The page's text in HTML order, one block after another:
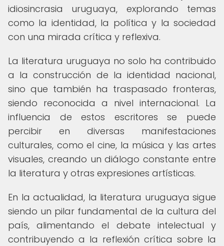
idiosincrasia uruguaya, explorando temas
como la identidad, la política y la sociedad
con una mirada crítica y reflexiva.
La literatura uruguaya no solo ha contribuido
a la construcción de la identidad nacional,
sino que también ha traspasado fronteras,
siendo reconocida a nivel internacional. La
influencia de estos escritores se puede
percibir en diversas manifestaciones
culturales, como el cine, la música y las artes
visuales, creando un diálogo constante entre
la literatura y otras expresiones artísticas.
En la actualidad, la literatura uruguaya sigue
siendo un pilar fundamental de la cultura del
país, alimentando el debate intelectual y
contribuyendo a la reflexión crítica sobre la